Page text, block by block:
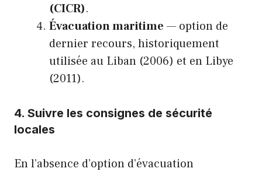
(CICR).
Évacuation maritime — option de
dernier recours, historiquement
utilisée au Liban (2006) et en Libye
(2011).
4. Suivre les consignes de sécurité
locales
En l’absence d’option d’évacuation